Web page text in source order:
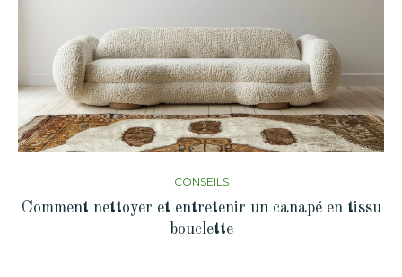
CONSEILS
Comment nettoyer et entretenir un canapé en tissu
bouclette